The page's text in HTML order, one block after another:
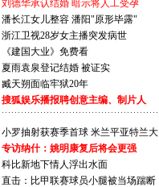
刘德华承认结婚 暗示将人工受孕
潘长江女儿整容 潘阳"原形毕露"
浙江卫视28岁女主播突发病世
《建国大业》免费看
夏雨袁泉登记结婚 被证实
臧天朔面临牢狱20年
搜狐娱乐播报聘创意主编、制片人
小罗抽射获赛季首球 米兰平亚特兰大
专访纳什：姚明康复后将会更强
科比新地下情人浮出水面
直击：比甲联赛球员小腿被当场踹断